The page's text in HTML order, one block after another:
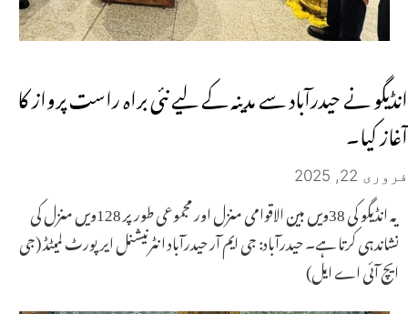
انڈیگو نے حیدرآباد سے مدینہ کے لیے نئی براہ راست پرواز کا
آغاز کیا۔
فروری 22, 2025
یہ انڈیگو کی 38ویں بین الاقوامی منزل اور مجموعی طور پر 128ویں منزل کی
نشاندہی کرتا ہے۔ حیدرآباد: جی ایم آر حیدرآباد انٹرنیشنل ایرپورٹ لمیٹڈ (جی
ایچ آئی اے ایل)